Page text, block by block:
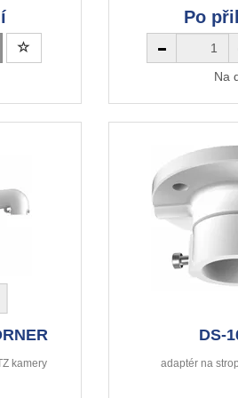
Po
Na
kamery
DS-
adaptér na